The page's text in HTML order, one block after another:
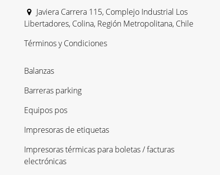
Javiera Carrera 115, Complejo Industrial Los
Libertadores, Colina, Región Metropolitana, Chile
Términos y Condiciones
Balanzas
Barreras parking
Equipos pos
Impresoras de etiquetas
Impresoras térmicas para boletas / facturas
electrónicas